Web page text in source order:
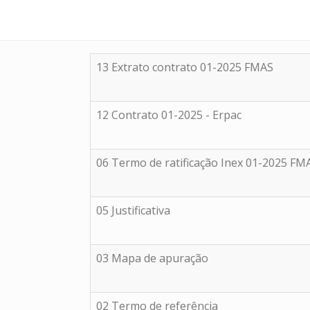
13 Extrato contrato 01-2025 FMAS
12 Contrato 01-2025 - Erpac
06 Termo de ratificação Inex 01-2025
05 Justificativa
03 Mapa de apuração
02 Termo de referência